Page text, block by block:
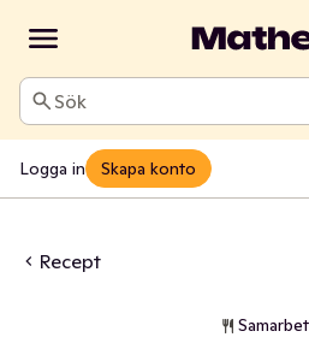
Sök
Logga in Skapa konto
Recept